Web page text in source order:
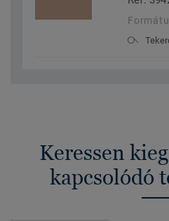
Keressen
kapcsolódó